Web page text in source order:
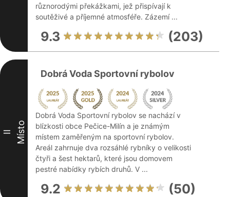
různorodými překážkami, jež přispívají k
soutěživé a příjemné atmosféře. Zázemí ...
9.3 (203)
II Místo
Dobrá Voda Sportovní rybolov
Dobrá Voda Sportovní rybolov se nachází v
blízkosti obce Pečice-Milín a je známým
místem zaměřeným na sportovní rybolov.
Areál zahrnuje dva rozsáhlé rybníky o velikosti
čtyři a šest hektarů, které jsou domovem
pestré nabídky rybích druhů. V ...
9.2 (50)